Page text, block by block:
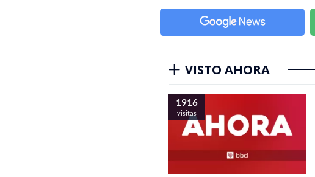
VISTO AHORA
1916
visitas